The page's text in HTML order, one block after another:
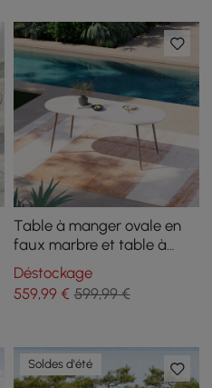
Table à manger ovale en
faux marbre et table à
manger pour terrasse
extérieure en aluminium
pour 6 personnes en blanc
Déstockage
559,99€ 599,99 €
Soldes d'été